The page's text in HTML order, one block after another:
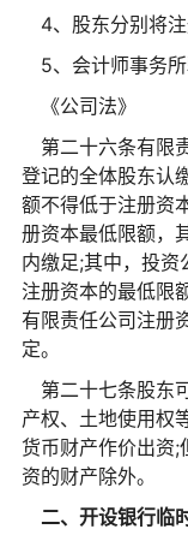
4、股东分别将
5、会计师事务
《公司法》
第二十六条有限
登记的全体股东认
额不得低于注册资
册资本最低限额，
内缴足;其中，投资
注册资本的最低限
有限责任公司注册
定。
第二十七条股东
产权、土地使用权
货币财产作价出资;
资的财产除外。
二、开设银行临